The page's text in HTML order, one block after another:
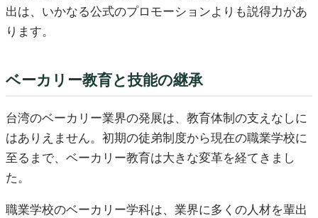
出は、いかなる公式のプロモーションよりも説得力があ
ります。
ベーカリー教育と技能の継承
台湾のベーカリー業界の発展は、教育体制の支えなしに
はありえません。初期の徒弟制度から現在の職業学校に
至るまで、ベーカリー教育は大きな変革を経てきまし
た。
職業学校のベーカリー学科は、業界に多くの人材を輩出